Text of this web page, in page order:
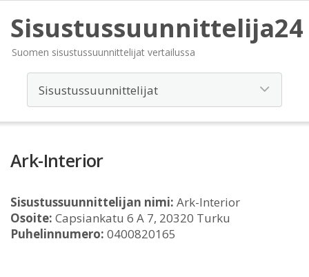
Sisustussuunnittelija24
Suomen sisustussuunnittelijat vertailussa
Ark-Interior
Sisustussuunnittelijan nimi: Ark-Interior
Osoite: Capsiankatu 6 A 7, 20320 Turku
Puhelinnumero: 0400820165